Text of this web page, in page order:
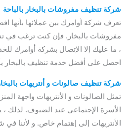
شركة تنظيف مفروشات بالبخار بالباحة
تعرف شركة أوامرك بين عملائها بأنها
مفروشات بالبخار. فإن كنت ترغب في
، ما عليك إلا الإتصال بشركة أوامرك
احصل على أفضل خدمة تنظيف بالبخار
شركة تنظيف صالونات و أنتريهات
تمثل الصالونات و الأنتريهات واجهة
الأسرة الإجتماعي عند الضيوف. لذلك
الأنتريهات إلى إهتمام خاص. و لأننا